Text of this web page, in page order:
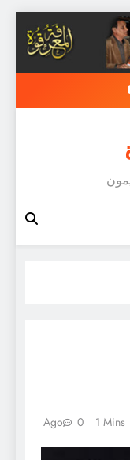
0 1 Mins